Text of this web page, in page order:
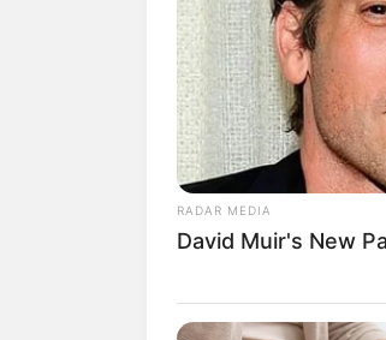
SHARE
Ailee adalah
memulai karirnya
Sebelum memulai
di bawah naungan
Selatan.
RADAR MEDIA
David Muir's New